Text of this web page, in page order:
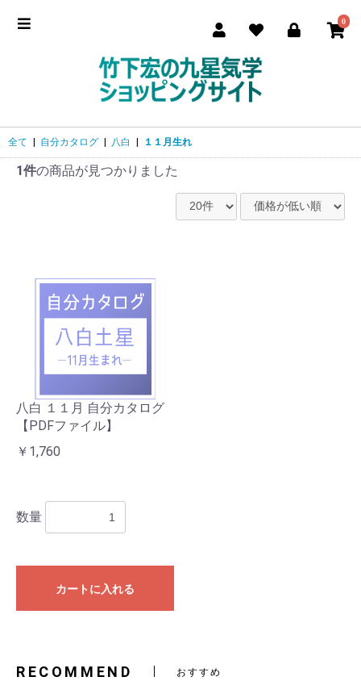
0
全て | 自分カタログ | 八白 | １１月生れ
1件の商品が見つかりました
八白 １１月 自分カタログ
【PDFファイル】
￥1,760
数量
カートに入れる
RECOMMEND おすすめ